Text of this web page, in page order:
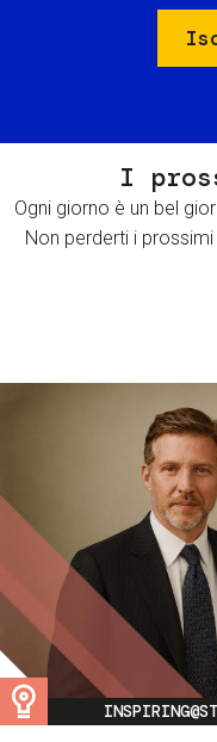
I
Ogni giorno è un bel
Non perderti i
Image